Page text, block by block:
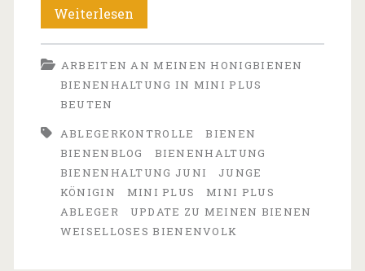
Weiterlesen
zu
meinen
–
Licht
und
Schatten
ARBEITEN AN MEINEN HONIGBIENEN
BIENENHALTUNG IN MINI PLUS
BEUTEN
ABLEGERKONTROLLE
BIENEN
BIENENBLOG
BIENENHALTUNG
BIENENHALTUNG JUNI
JUNGE
KÖNIGIN
MINI PLUS
MINI PLUS
ABLEGER
UPDATE ZU MEINEN BIENEN
WEISELLOSES BIENENVOLK